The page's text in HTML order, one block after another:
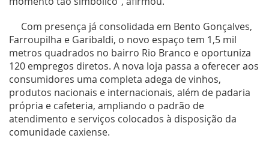
Com presença já consolidada em Bento Gonçalves,
Farroupilha e Garibaldi, o novo espaço tem 1,5 mil
metros quadrados no bairro Rio Branco e oportuniza
120 empregos diretos. A nova loja passa a oferecer aos
consumidores uma completa adega de vinhos,
produtos nacionais e internacionais, além de padaria
própria e cafeteria, ampliando o padrão de
atendimento e serviços colocados à disposição da
comunidade caxiense.